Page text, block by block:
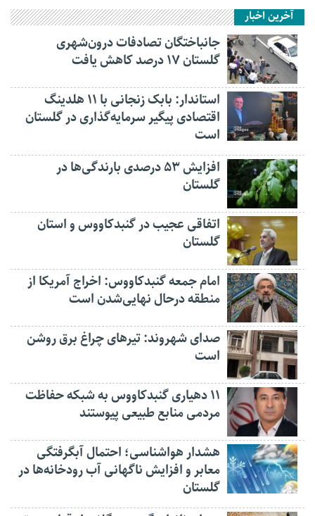
آخرین اخبار
جانباختگان تصادفات درون‌شهری
گلستان ۱۷ درصد کاهش یافت
استاندار: بابک زنجانی با ۱۱ هلدینگ
اقتصادی پیگیر سرمایه‌گذاری در گلستان
است
افزایش ۵۳ درصدی بارندگی‌ها در
گلستان
اتفاقی عجیب در‌ گنبدکاووس و استان
گلستان
امام جمعه گنبدکاووس: اخراج آمریکا از
منطقه درحال نهایی‌شدن است
صدای شهروند: تیرهای چراغ برق روشن
است
۱۱ دهیاری گنبدکاووس به شبکه حفاظت
مردمی منابع طبیعی پیوستند
هشدار هواشناسی؛ احتمال آبگرفتگی
معابر و افزایش ناگهانی آب رودخانه‌ها در
گلستان